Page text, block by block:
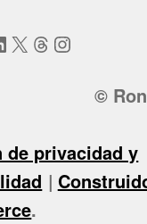
X Threads
Instagram
©
de privacidad y
.